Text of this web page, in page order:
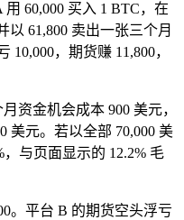
60,000 买入 1 BTC，在
以 61,800 卖出一张三个月
10,000，期货赚 11,800，
资金机会成本 900 美元，
美元。若以全部 70,000 美
与页面显示的 12.2% 毛
。平台 B 的期货空头浮亏